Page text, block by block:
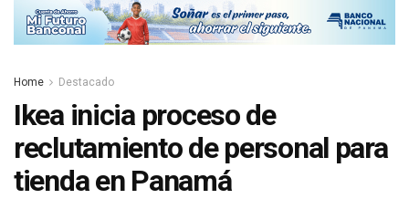
Home Destacado
Ikea inicia proceso de
reclutamiento de personal para
tienda en Panamá